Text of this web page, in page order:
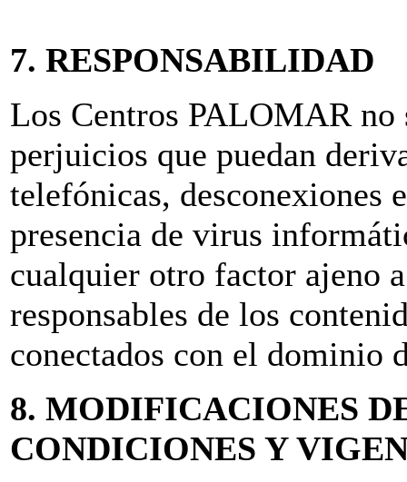
7. RESPONSABILIDAD
Los Centros PALOMAR no
perjuicios que puedan
telefónicas, desconexiones
presencia de virus
cualquier otro factor ajeno
responsables de los
conectados con el dominio
8. MODIFICACIONES
CONDICIONES Y